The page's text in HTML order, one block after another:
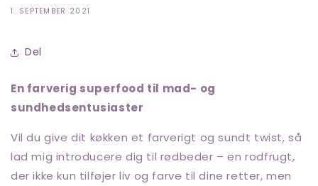
1. SEPTEMBER 2021
Del
En farverig superfood til mad- og
sundhedsentusiaster
Vil du give dit køkken et farverigt og sundt twist, så
lad mig introducere dig til rødbeder – en rodfrugt,
der ikke kun tilføjer liv og farve til dine retter, men